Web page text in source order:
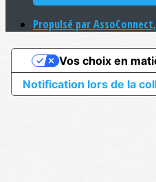
Propulsé par
Notification lors de la
Vos choix en